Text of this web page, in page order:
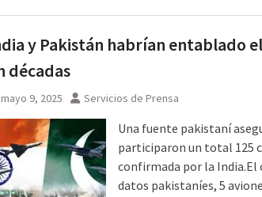
y Pakistán habrían entablado
décadas
mayo 9, 2025 Servicios de Prensa
Una fuente pakistaní
participaron un total 125
confirmada por la India.El
datos pakistaníes, 5